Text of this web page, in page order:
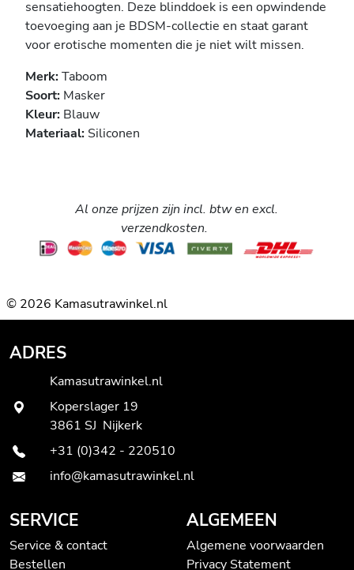
sensatiehoogten. Deze blinddoek is een opwindende
toevoeging aan je BDSM-collectie en staat garant
voor erotische momenten die je niet wilt missen.
Merk:Taboom
Soort: Masker
Kleur: Blauw
Materiaal: Siliconen
Al onze prijzen zijn incl. btw en excl.
verzendkosten.
© 2026 Kamasutrawinkel.nl
ADRES
Kamasutrawinkel.nl
Koperslager 19
3861 SJ Nijkerk
+31 (0)342 - 220510
info@kamasutrawinkel.nl
SERVICE
Service & contact
Bestellen
ALGEMEEN
Algemene voorwaarden
Privacy Statement